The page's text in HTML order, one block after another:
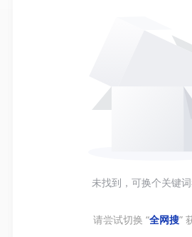
未找到，可换个关键
请尝试切换 “全网搜”